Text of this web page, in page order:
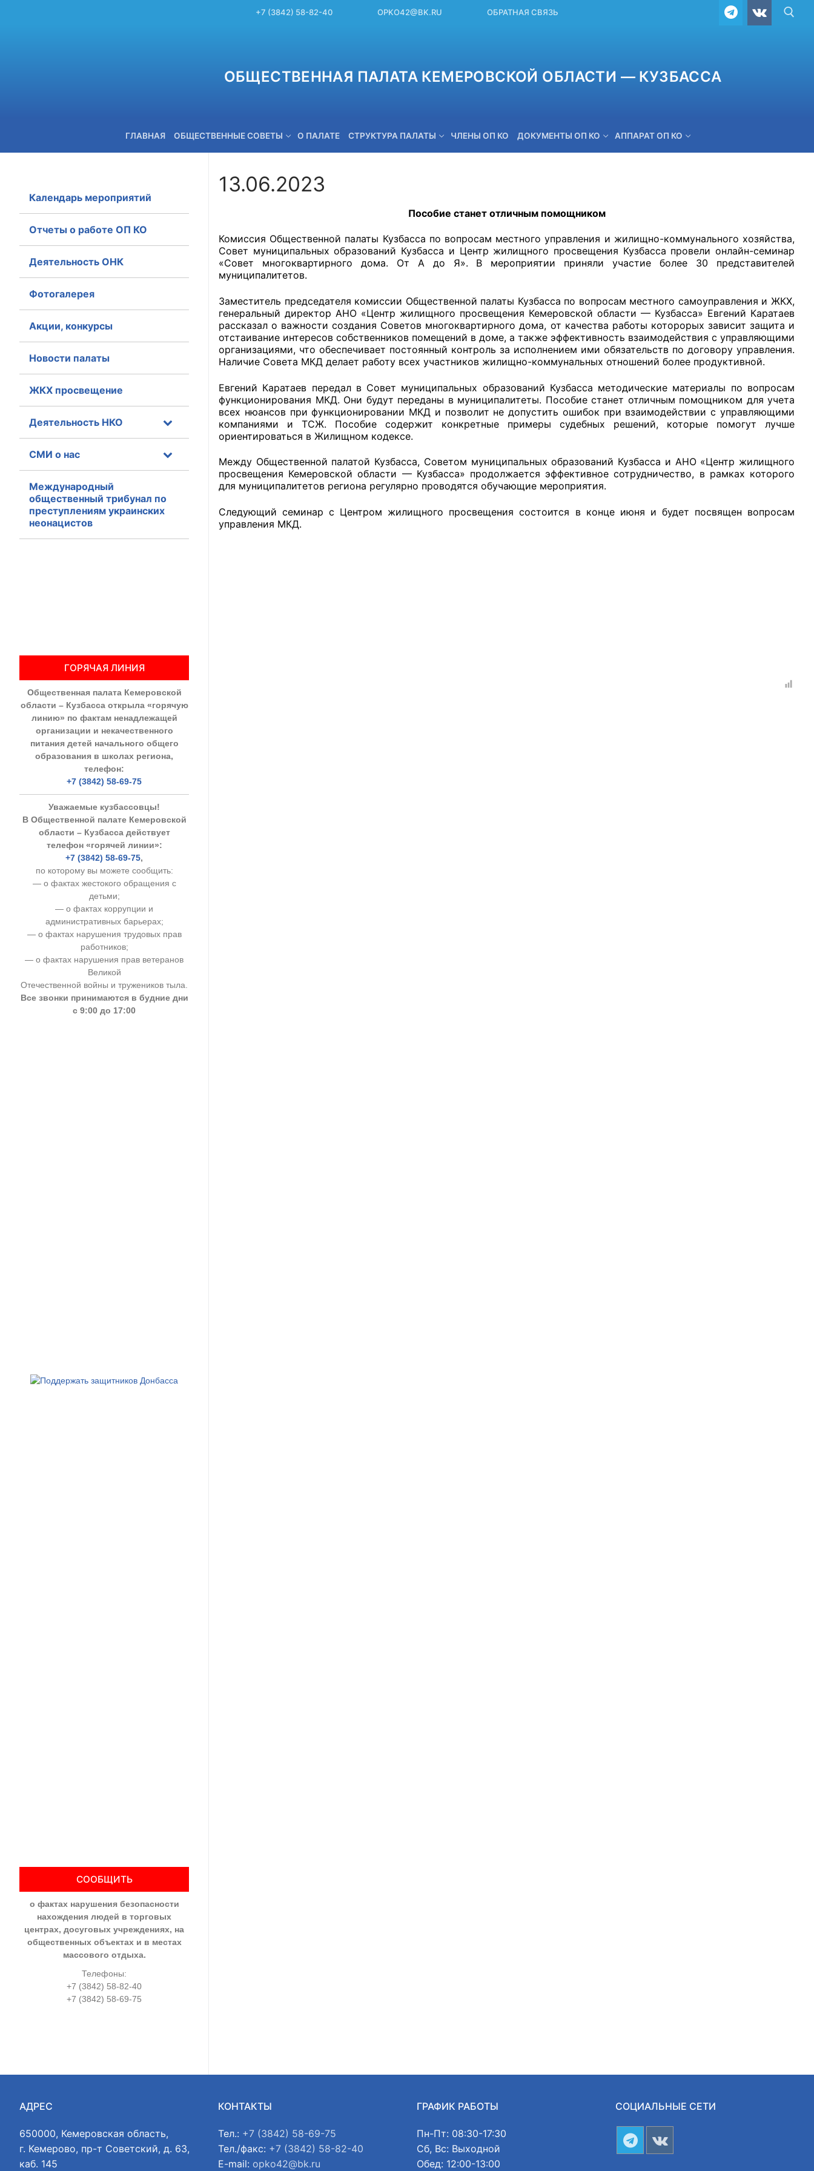
+7 (3842) 58-82-40 OPKO42@BK.RU ОБРАТНАЯ СВЯЗЬ
ОБЩЕСТВЕННАЯ ПАЛАТА КЕМЕРОВСКОЙ ОБЛАСТИ — КУЗБАССА
ГЛАВНАЯ ОБЩЕСТВЕННЫЕ СОВЕТЫ О ПАЛАТЕ СТРУКТУРА ПАЛАТЫ ЧЛЕНЫ ОП КО ДОКУМЕНТЫ ОП КО АППАРАТ ОП КО
OPKO42@BK.RU ОБРАТНАЯ СВЯЗЬ
Главная
Общественные советы
Общественные советы при территориальных органах федеральных органов
исполнительной власти
Общественные советы по проведению независимой оценки качества условий
оказания услуг
О Палате
Структура Палаты
Комиссии
Экспертный совет ОП КО
13.06.2023
Пособие станет отличным помощником
Комиссия Общественной палаты Кузбасса по вопросам местного управления и жилищно-коммунального хозяйства,
Совет муниципальных образований Кузбасса и Центр жилищного просвещения Кузбасса провели онлайн-семинар
«Совет многоквартирного дома. От А до Я». В мероприятии приняли участие более 30 представителей
муниципалитетов.
Заместитель председателя комиссии Общественной палаты Кузбасса по вопросам местного самоуправления и ЖКХ,
генеральный директор АНО «Центр жилищного просвещения Кемеровской области — Кузбасса» Евгений Каратаев
рассказал о важности создания Советов многоквартирного дома, от качества работы которорых зависит защита и
отстаивание интересов собственников помещений в доме, а также эффективность взаимодействия с управляющими
организациями, что обеспечивает постоянный контроль за исполнением ими обязательств по договору управления.
Наличие Совета МКД делает работу всех участников жилищно-коммунальных отношений более продуктивной.
Евгений Каратаев передал в Совет муниципальных образований Кузбасса методические материалы по вопросам
функционирования МКД. Они будут переданы в муниципалитеты. Пособие станет отличным помощником для учета
всех нюансов при функционировании МКД и позволит не допустить ошибок при взаимодействии с управляющими
компаниями и ТСЖ. Пособие содержит конкретные примеры судебных решений, которые помогут лучше
ориентироваться в Жилищном кодексе.
Между Общественной палатой Кузбасса, Советом муниципальных образований Кузбасса и АНО «Центр жилищного
просвещения Кемеровской области — Кузбасса» продолжается эффективное сотрудничество, в рамках которого
для муниципалитетов региона регулярно проводятся обучающие мероприятия.
Следующий семинар с Центром жилищного просвещения состоится в конце июня и будет посвящен вопросам
управления МКД.
Календарь мероприятий
Отчеты о работе ОП КО
Деятельность ОНК
Фотогалерея
Акции, конкурсы
Новости палаты
ЖКХ просвещение
Деятельность НКО
СМИ о нас
Международный
общественный трибунал по
преступлениям украинских
неонацистов
ГОРЯЧАЯ ЛИНИЯ
Общественная палата Кемеровской
области – Кузбасса открыла «горячую
линию» по фактам ненадлежащей
организации и некачественного
питания детей начального общего
образования в школах региона,
телефон:
+7 (3842) 58-69-75
Уважаемые кузбассовцы!
В Общественной палате Кемеровской
области – Кузбасса действует
телефон «горячей линии»:
+7 (3842) 58-69-75,
по которому вы можете сообщить:
— о фактах жестокого обращения с
детьми;
— о фактах коррупции и
административных барьерах;
— о фактах нарушения трудовых прав
работников;
— о фактах нарушения прав ветеранов
Великой
Отечественной войны и тружеников тыла.
Все звонки принимаются в будние дни
с 9:00 до 17:00
СООБЩИТЬ
о фактах нарушения безопасности
нахождения людей в торговых
центрах, досуговых учреждениях, на
общественных объектах и в местах
массового отдыха.
Телефоны:
+7 (3842) 58-82-40
+7 (3842) 58-69-75
АДРЕС
650000, Кемеровская область,
г. Кемерово, пр-т Советский, д. 63,
каб. 145
КОНТАКТЫ
Тел.: +7 (3842) 58-69-75
Тел./факс: +7 (3842) 58-82-40
E-mail: opko42@bk.ru
ГРАФИК РАБОТЫ
Пн-Пт: 08:30-17:30
Сб, Вс: Выходной
Обед: 12:00-13:00
СОЦИАЛЬНЫЕ СЕТИ